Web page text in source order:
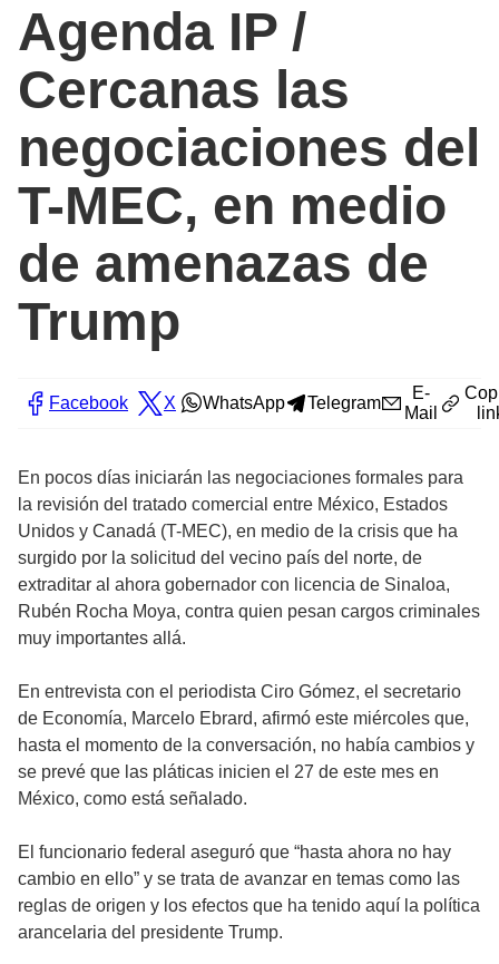
Agenda IP /
Cercanas las
negociaciones del
T-MEC, en medio
de amenazas de
Trump
Facebook X WhatsApp Telegram
E-
Mail
En pocos días iniciarán las negociaciones formales para
la revisión del tratado comercial entre México, Estados
Unidos y Canadá (T-MEC), en medio de la crisis que ha
surgido por la solicitud del vecino país del norte, de
extraditar al ahora gobernador con licencia de Sinaloa,
Rubén Rocha Moya, contra quien pesan cargos criminales
muy importantes allá.
En entrevista con el periodista Ciro Gómez, el secretario
de Economía, Marcelo Ebrard, afirmó este miércoles que,
hasta el momento de la conversación, no había cambios y
se prevé que las pláticas inicien el 27 de este mes en
México, como está señalado.
El funcionario federal aseguró que “hasta ahora no hay
cambio en ello” y se trata de avanzar en temas como las
reglas de origen y los efectos que ha tenido aquí la política
arancelaria del presidente Trump.